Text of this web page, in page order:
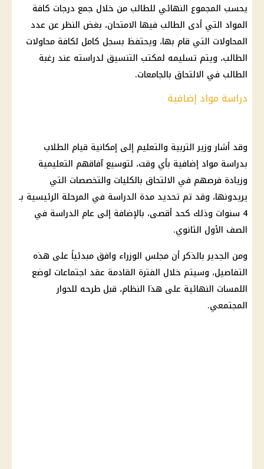
يحسب المجموع النهائي للطالب من خلال جمع درجات كافة
المواد التي أدى الطالب فيها الامتحان، بغض النظر عن عدد
المحاولات التي قام بها، ويحتفظ بسجل كامل لكافة محاولات
الطالب، ويتم تسليمه لمكتب التنسيق لدراسته عند رغبة
الطالب في الالتحاق بالجامعات.
دراسة مواد إضافية
وقد أشار وزير التربية والتعليم إلى إمكانية قيام الطلاب
بدراسة مواد إضافية بأي وقت، لتوسيع آفاقهم التعليمية
وزيادة فرصهم في الالتحاق بالكليات والتخصصات التي
يريدونها، وقد تم تحديد مدة الدراسة في المرحلة الرئيسية بـ
4 سنوات وذلك كحد أقصى، بالإضافة إلى عام الدراسة في
الصف الأول الثانوي.
ومن الجدير بالذكر أن مجلس الوزراء وافق مبدئياً على هذه
التفاصيل، وسيتم خلال الفترة القادمة عقد اجتماعات لوضع
اللمسات النهائية على هذا النظام، قبل طرحه للحوار
المجتمعي.